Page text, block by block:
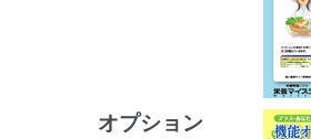
オプション